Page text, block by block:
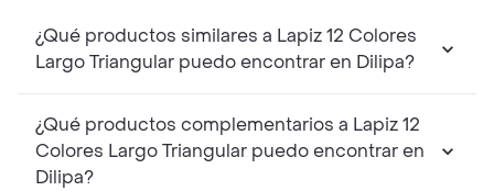
¿Qué productos similares a Lapiz 12 Colores
Largo Triangular puedo encontrar en Dilipa?
¿Qué productos complementarios a Lapiz 12
Colores Largo Triangular puedo encontrar en
Dilipa?